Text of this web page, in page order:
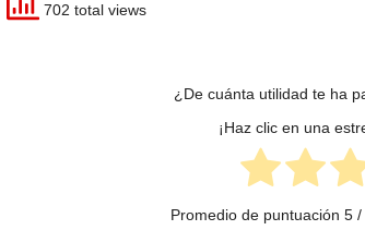
702 total views
¿De cuánta utilidad te ha
¡Haz clic en una
Promedio de puntuación 5/